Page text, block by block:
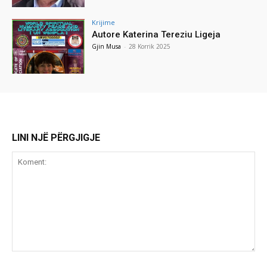
Krijime
Autore Katerina Tereziu Ligeja
Gjin Musa - 28 Korrik 2025
LINI NJË PËRGJIGJE